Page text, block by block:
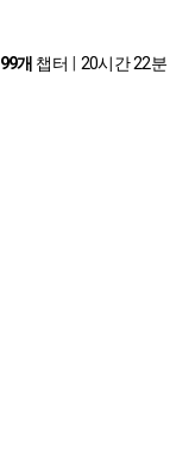
99개 챕터 20시간 22분